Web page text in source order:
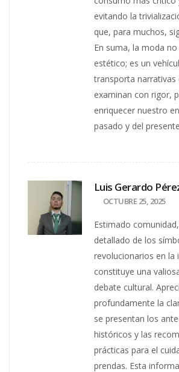
evitando la
que, para muchos,
En suma, la moda
estético; es un
transporta narrativas
examinan con rigor,
enriquecer nuestro
pasado y del
Luis Gerardo
OCTUBRE 25, 2025
Estimado
detallado de los
revolucionarios en la
constituye una
debate cultural.
profundamente la
se presentan los
históricos y las
prácticas para el
prendas. Esta